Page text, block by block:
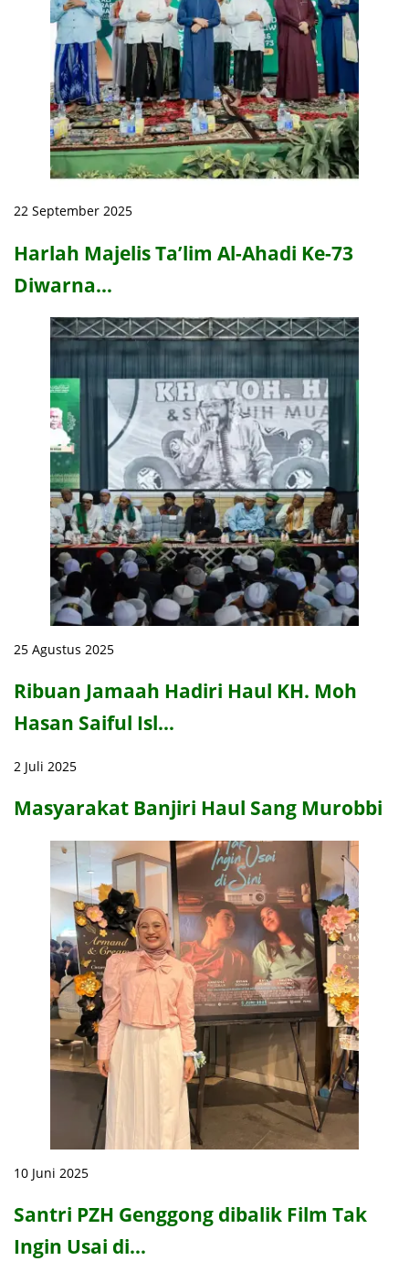
22 September 2025
Harlah Majelis Ta’lim Al-Ahadi Ke-73
Diwarna…
25 Agustus 2025
Ribuan Jamaah Hadiri Haul KH. Moh
Hasan Saiful Isl…
2 Juli 2025
Masyarakat Banjiri Haul Sang Murobbi
10 Juni 2025
Santri PZH Genggong dibalik Film Tak
Ingin Usai di…